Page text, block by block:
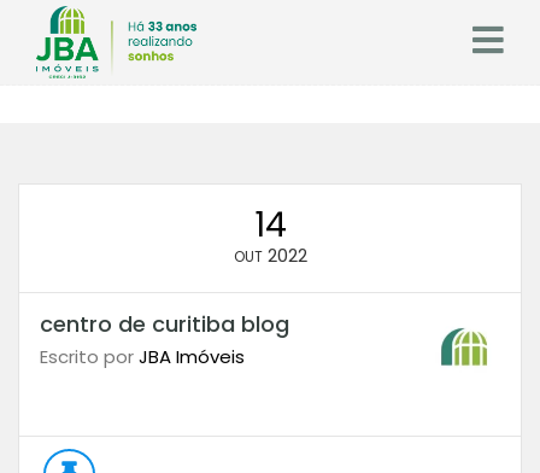
14
OUT 2022
centro de curitiba blog
Escrito porJBA Imóveis